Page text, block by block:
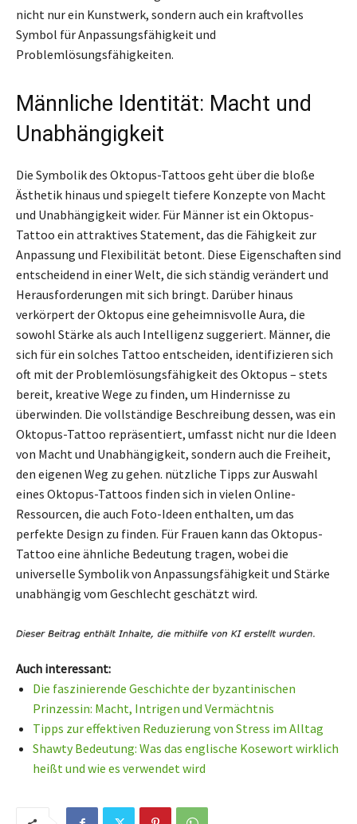
nicht nur ein Kunstwerk, sondern auch ein kraftvolles
Symbol für Anpassungsfähigkeit und
Problemlösungsfähigkeiten.
Männliche Identität: Macht und
Unabhängigkeit
Die Symbolik des Oktopus-Tattoos geht über die bloße
Ästhetik hinaus und spiegelt tiefere Konzepte von Macht
und Unabhängigkeit wider. Für Männer ist ein Oktopus-
Tattoo ein attraktives Statement, das die Fähigkeit zur
Anpassung und Flexibilität betont. Diese Eigenschaften sind
entscheidend in einer Welt, die sich ständig verändert und
Herausforderungen mit sich bringt. Darüber hinaus
verkörpert der Oktopus eine geheimnisvolle Aura, die
sowohl Stärke als auch Intelligenz suggeriert. Männer, die
sich für ein solches Tattoo entscheiden, identifizieren sich
oft mit der Problemlösungsfähigkeit des Oktopus – stets
bereit, kreative Wege zu finden, um Hindernisse zu
überwinden. Die vollständige Beschreibung dessen, was ein
Oktopus-Tattoo repräsentiert, umfasst nicht nur die Ideen
von Macht und Unabhängigkeit, sondern auch die Freiheit,
den eigenen Weg zu gehen. nützliche Tipps zur Auswahl
eines Oktopus-Tattoos finden sich in vielen Online-
Ressourcen, die auch Foto-Ideen enthalten, um das
perfekte Design zu finden. Für Frauen kann das Oktopus-
Tattoo eine ähnliche Bedeutung tragen, wobei die
universelle Symbolik von Anpassungsfähigkeit und Stärke
unabhängig vom Geschlecht geschätzt wird.
Auch interessant:
Die faszinierende Geschichte der byzantinischen
Prinzessin: Macht, Intrigen und Vermächtnis
Tipps zur effektiven Reduzierung von Stress im Alltag
Shawty Bedeutung: Was das englische Kosewort wirklich
heißt und wie es verwendet wird